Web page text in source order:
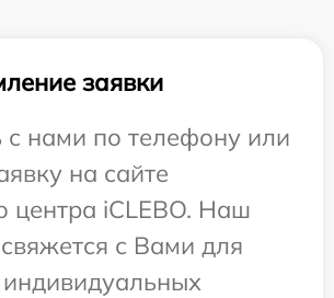
заявки
с нами по телефону или
на сайте
центра iCLEBO. Наш
с Вами для